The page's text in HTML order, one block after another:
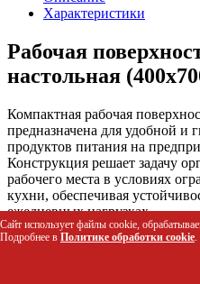
Характеристики
Рабочая
настольная
Компактная рабочая
предназначена для удобной и
продуктов питания на
Конструкция решает задачу
рабочего места в условиях
кухни, обеспечивая
ежедневных нагрузках.
Кому подойдет этот товар
Сайт использует файлы cookie,
Подробнее в Политике обработки cookie.